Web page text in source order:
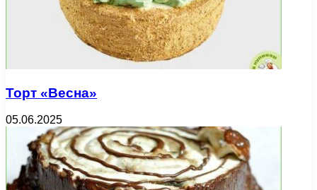
Торт «Весна»
05.06.2025